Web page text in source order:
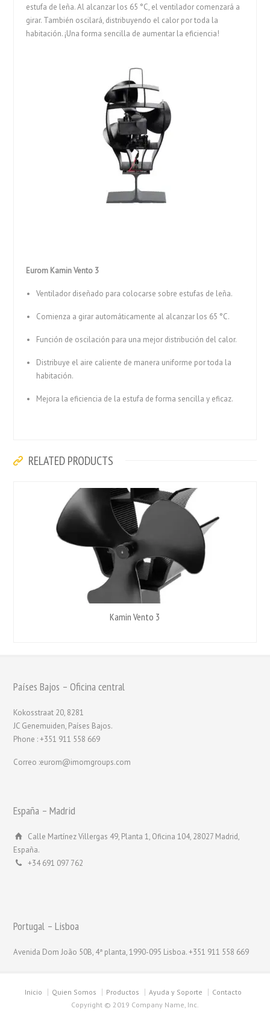
estufa de leña. Al alcanzar los 65 °C, el ventilador comenzará a
girar. También oscilará, distribuyendo el calor por toda la
habitación. ¡Una forma sencilla de aumentar la eficiencia!
Eurom Kamin Vento 3
Ventilador diseñado para colocarse sobre estufas de leña.
Comienza a girar automáticamente al alcanzar los 65 °C.
Función de oscilación para una mejor distribución del calor.
Distribuye el aire caliente de manera uniforme por toda la
habitación.
Mejora la eficiencia de la estufa de forma sencilla y eficaz.
RELATED PRODUCTS
Kamin Vento 3
Países Bajos – Oficina central
Kokosstraat 20, 8281
JC Genemuiden, Países Bajos.
Phone : +351 911 558 669
Correo :eurom@imomgroups.com
España – Madrid
Calle Martínez Villergas 49, Planta 1, Oficina 104, 28027 Madrid,
España.
+34 691 097 762
Portugal – Lisboa
Avenida Dom João 50B, 4ª planta, 1990-095 Lisboa. +351 911 558 669
Inicio Quien Somos Productos Ayuda y Soporte
Contacto
Copyright © 2019 Company Name, Inc.